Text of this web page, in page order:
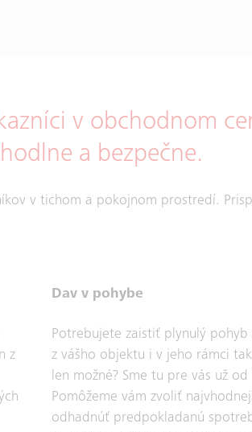
v obchodnom
a bezpečne.
v tichom a pokojnom prostredí.
z
Dav v pohybe
Potrebujete zaistiť plynulý
z vášho objektu i v jeho rámci
len možné? Sme tu pre vás už
Pomôžeme vám zvoliť
odhadnúť predpokladanú